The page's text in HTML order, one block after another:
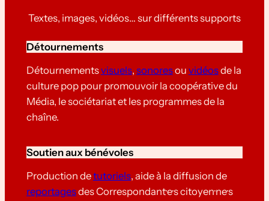
Textes, images, vidéos… sur différents supports
Détournements
Détournementsvisuels, sonoresou vidéosde la
culture pop pour promouvoir la coopérative du
Média, le sociétariat et les programmes de la
chaîne.
Soutien aux bénévoles
Production detutoriels, aide à la diffusion de
reportagesdes Correspondant·e·s citoyen·ne·s